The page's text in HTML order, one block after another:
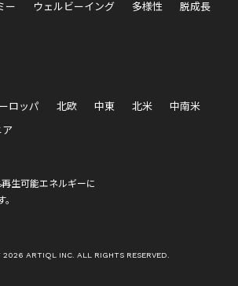
ー
ウェルビーイング 多様性 脱成長
ロッパ 北欧 中東 北米
中南米
ア
生可能エネルギーに
2026 ARTIQL INC. ALL RIGHTS RESERVED.